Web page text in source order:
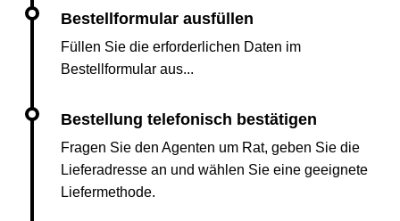
Füllen Sie die erforderlichen Daten im
Bestellformular aus...
Fragen Sie den Agenten um Rat, geben Sie die
Lieferadresse an und wählen Sie eine geeignete
Liefermethode.